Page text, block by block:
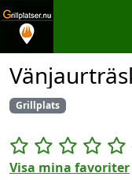
Grillplats
Visa mina favoriter